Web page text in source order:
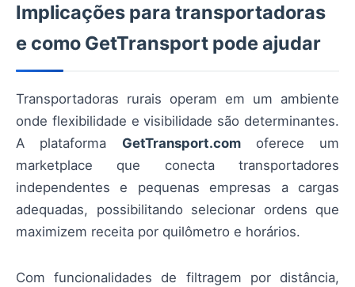
Implicações para transportadoras
e como GetTransport pode ajudar
Transportadoras rurais operam em um ambiente
onde flexibilidade e visibilidade são determinantes.
A plataforma GetTransport.comoferece um
marketplace que conecta transportadores
independentes e pequenas empresas a cargas
adequadas, possibilitando selecionar ordens que
maximizem receita por quilômetro e horários.
Com funcionalidades de filtragem por distância,